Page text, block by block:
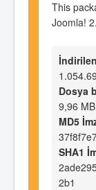
This
Joomla!
İndirilen
Dosya
9,96 MB
MD5
SHA1
2b1